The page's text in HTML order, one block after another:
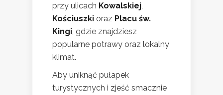
przy ulicach Kowalskiej
Kościuszki oraz Placu św.
Kingi , gdzie znajdziesz
popularne potrawy oraz lokalny
klimat.
Aby uniknąć pułapek
turystycznych i zjeść smacznie